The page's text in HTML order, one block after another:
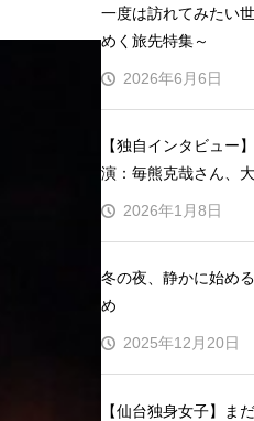
一度は訪れてみたい
めく旅先特集～
2026年6月6日
【独自インタビュー
演：毎熊克哉さん、
2026年1月8日
冬の夜、静かに始め
め
2025年12月20日
【仙台独身女子】ま